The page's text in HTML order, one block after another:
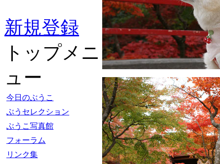
新規登録
トップメニ
ュー
今日のぶうこ
ぶうセレクション
ぶうこ写真館
フォーラム
リンク集